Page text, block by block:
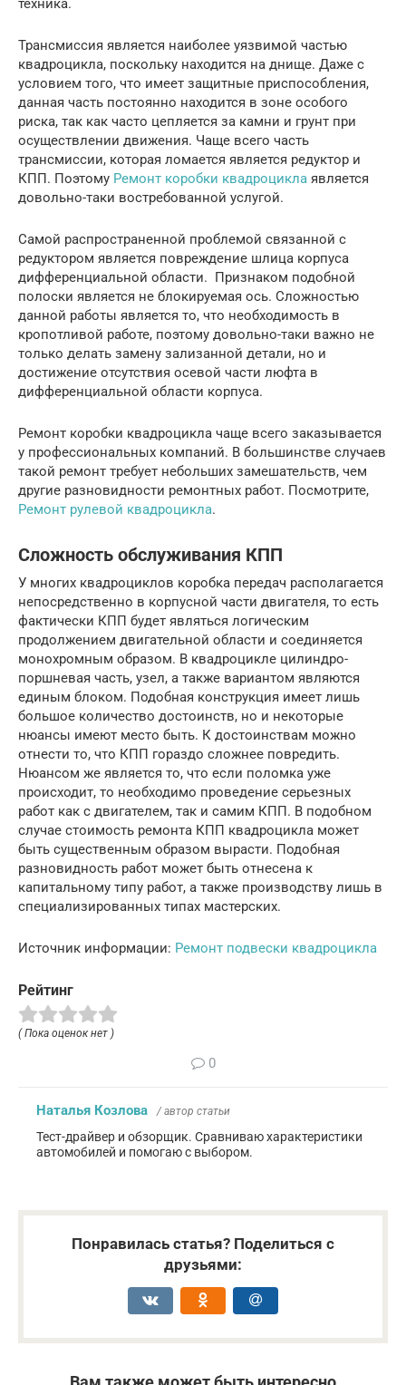
техника.
Трансмиссия является наиболее уязвимой частью
квадроцикла, поскольку находится на днище. Даже с
условием того, что имеет защитные приспособления,
данная часть постоянно находится в зоне особого
риска, так как часто цепляется за камни и грунт при
осуществлении движения. Чаще всего часть
трансмиссии, которая ломается является редуктор и
КПП. Поэтому Ремонт коробки квадроцикла является
довольно-таки востребованной услугой.
Самой распространенной проблемой связанной с
редуктором является повреждение шлица корпуса
дифференциальной области. Признаком подобной
полоски является не блокируемая ось. Сложностью
данной работы является то, что необходимость в
кропотливой работе, поэтому довольно-таки важно не
только делать замену зализанной детали, но и
достижение отсутствия осевой части люфта в
дифференциальной области корпуса.
Ремонт коробки квадроцикла чаще всего заказывается
у профессиональных компаний. В большинстве случаев
такой ремонт требует небольших замешательств, чем
другие разновидности ремонтных работ. Посмотрите,
Ремонт рулевой квадроцикла.
Сложность обслуживания КПП
У многих квадроциклов коробка передач располагается
непосредственно в корпусной части двигателя, то есть
фактически КПП будет являться логическим
продолжением двигательной области и соединяется
монохромным образом. В квадроцикле цилиндро-
поршневая часть, узел, а также вариантом являются
единым блоком. Подобная конструкция имеет лишь
большое количество достоинств, но и некоторые
нюансы имеют место быть. К достоинствам можно
отнести то, что КПП гораздо сложнее повредить.
Нюансом же является то, что если поломка уже
происходит, то необходимо проведение серьезных
работ как с двигателем, так и самим КПП. В подобном
случае стоимость ремонта КПП квадроцикла может
быть существенным образом вырасти. Подобная
разновидность работ может быть отнесена к
капитальному типу работ, а также производству лишь в
специализированных типах мастерских.
Источник информации: Ремонт подвески квадроцикла
Рейтинг
( Пока оценок нет )
0
Наталья Козлова / автор статьи
Тест-драйвер и обзорщик. Сравниваю характеристики
автомобилей и помогаю с выбором.
Понравилась статья? Поделиться с
друзьями: